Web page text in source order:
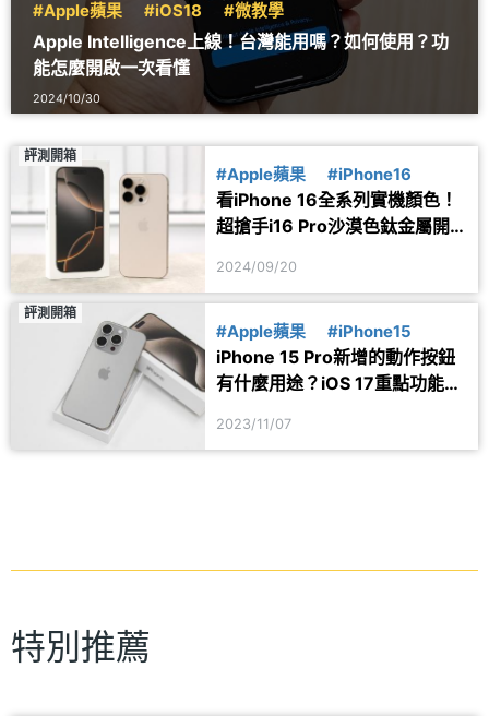
#Apple蘋果 #iOS18 #微教學
Apple Intelligence上線！台灣能用嗎？如何使用？功
能怎麼開啟一次看懂
2024/10/30
評測開箱
#Apple蘋果 #iPhone16
看iPhone 16全系列實機顏色！
超搶手i16 Pro沙漠色鈦金屬開
2024/09/20
評測開箱
#Apple蘋果 #iPhone15
iPhone 15 Pro新增的動作按鈕
有什麼用途？iOS 17重點功能介
2023/11/07
特別推薦